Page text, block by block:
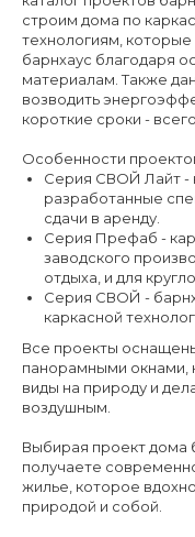
строим дома по
технологиям,
барнхаус благодаря
материалам. Также
возводить
короткие сроки -
Особенности
Серия СВОЙ Лайт -
разработанные
сдачи в аренду.
Серия Префаб -
заводского
отдыха, и для
Серия СВОЙ -
каркасной
Все проекты
панорамными окнами,
виды на природу и
воздушным.
Выбирая проект дома
получаете
жилье, которое
природой и собой.